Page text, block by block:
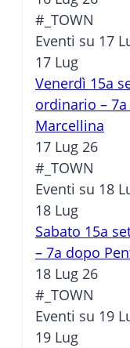
#_TOWN
Eventi su 17
17 Lug
Venerdì 15a
ordinario –
Marcellina
17 Lug 26
#_TOWN
Eventi su 18
18 Lug
Sabato 15a
– 7a dopo
18 Lug 26
#_TOWN
Eventi su 19
19 Lug